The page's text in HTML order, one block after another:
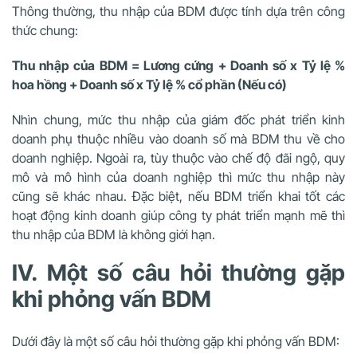
Thông thường, thu nhập của BDM được tính dựa trên công
thức chung:
Thu nhập của BDM = Lương cứng + Doanh số x Tỷ lệ %
hoa hồng + Doanh số x Tỷ lệ % cổ phần (Nếu có)
Nhìn chung, mức thu nhập của giám đốc phát triển kinh
doanh phụ thuộc nhiều vào doanh số mà BDM thu về cho
doanh nghiệp. Ngoài ra, tùy thuộc vào chế độ đãi ngộ, quy
mô và mô hình của doanh nghiệp thì mức thu nhập này
cũng sẽ khác nhau. Đặc biệt, nếu BDM triển khai tốt các
hoạt động kinh doanh giúp công ty phát triển mạnh mẽ thì
thu nhập của BDM là không giới hạn.
IV. Một số câu hỏi thường gặp
khi phỏng vấn BDM
Dưới đây là một số câu hỏi thường gặp khi phỏng vấn BDM: